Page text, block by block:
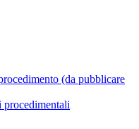
(da pubblicare